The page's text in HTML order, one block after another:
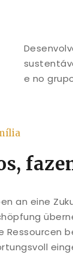
e no
an eine
Ressourcen